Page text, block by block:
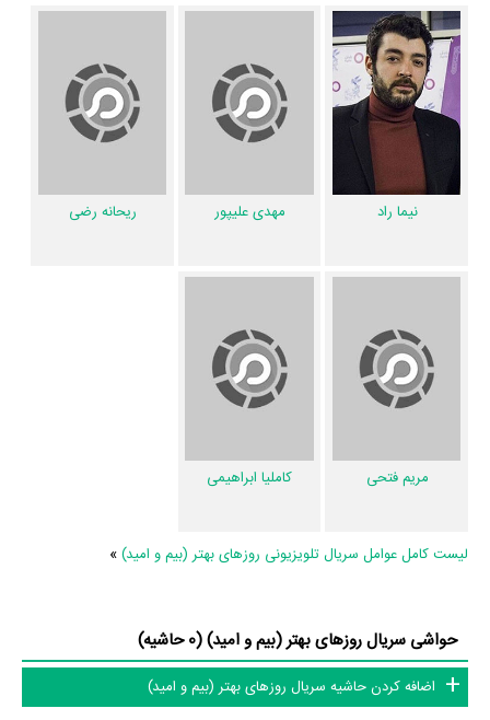
است. نظرتان درباره ضرباهنگ و تدوین سریال روزهای بهتر (بیم و امید)
چیست؟ تدوین روزهای بهتر (بیم و امید) را
انجام داده است.
اگر صدای روزهای بهتر (بیم و امید) به‌گوشتان نشسته و یا از آن ناراضی
هستید، شما را با صدابردار سریال روزهای بهتر (بیم و امید) یعنیمحمد نقوی
آشنا می‌کنیم.
محسن نوروزی
انجام نموده ومحسن نوروزیطراحی لباس سریال روزهای بهتر (بیم و امید) را
بهتر (بیم و امید)،
منشی صحنه سریال روزهای بهتر (بیم و امید) و
اشاره کرد. در مجموع بیش از 22 نفر در تولید سریال روزهای بهتر (بیم و امید)
نقش داشته‌اند و هر یک از آنها درمنظومیک صفحه اختصاصی دارند.
بسیاری توسط پژوهشگران و مردم ثبت شده است؛ در بخش گالری عکس و
همچنین تاکنون در بخش‌های ویدئو و تیزر سریال روزهای بهتر (بیم و امید)،
حواشی سریال روزهای بهتر (بیم و امید)، دیالوگ برتر سریال روزهای بهتر (بیم
و امید)، سوتی سریال روزهای بهتر (بیم و امید) و نقد سریال روزهای بهتر (بیم
نیما راد مهدی علیپور ریحانه رضی
مریم فتحی کاملیا ابراهیمی
لیست کامل عوامل سریال تلویزیونی روزهای بهتر (بیم و امید)»
حواشی سریال روزهای بهتر (بیم و امید) (0 حاشیه)
اضافه کردن حاشیه سریال روزهای بهتر (بیم و امید)